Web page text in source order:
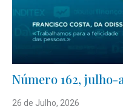
Número 162, julho-
26 de Julho, 2026